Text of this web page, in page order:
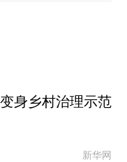
变身乡村治理示范
新华网